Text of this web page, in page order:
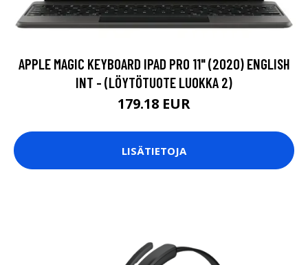
APPLE MAGIC KEYBOARD IPAD PRO 11" (2020) ENGLISH
INT - (LÖYTÖTUOTE LUOKKA 2)
179.18 EUR
LISÄTIETOJA